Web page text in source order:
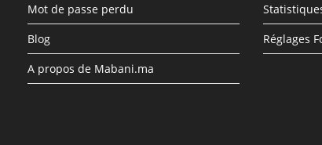
Mot de passe perdu
Blog
A propos de Mabani.ma
Réglages